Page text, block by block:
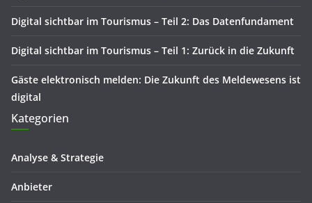
Digital sichtbar im Tourismus – Teil 2: Das Datenfundament
Digital sichtbar im Tourismus – Teil 1: Zurück in die Zukunft
Gäste elektronisch melden: Die Zukunft des Meldewesens ist
digital
Kategorien
Analyse & Strategie
Anbieter